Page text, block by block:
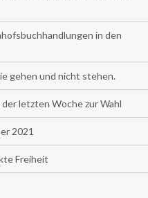
in den
gehen und nicht stehen.
letzten Woche zur Wahl
2021
Freiheit